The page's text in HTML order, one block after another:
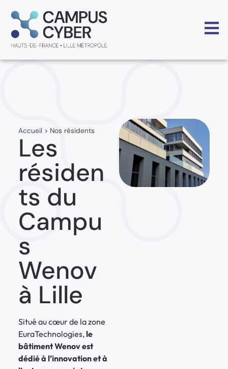
Accueil > Nos résidents
Les
résiden
ts du
Campu
s
Wenov
à Lille
Situé au cœur de la zone
EuraTechnologies,le
bâtiment Wenov est
dédié à l’innovation et à